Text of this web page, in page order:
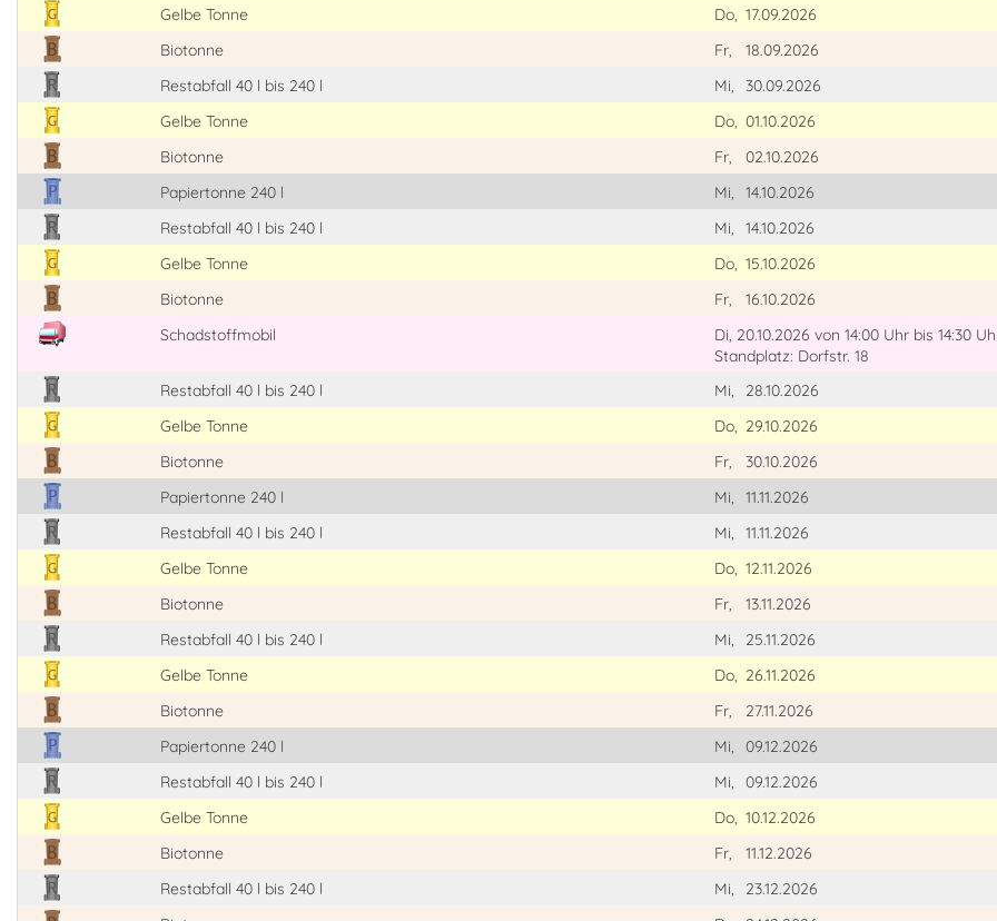
Gelbe Tonne
Do, 17.09.2026
Biotonne
Fr,
18.09.2026
Restabfall 40 l bis 240 l
Mi,
30.09.2026
Gelbe Tonne
Do, 01.10.2026
Biotonne
Fr,
02.10.2026
Papiertonne 240 l
Mi,
14.10.2026
Restabfall 40 l bis 240 l
Mi,
14.10.2026
Gelbe Tonne
Do, 15.10.2026
Biotonne
Fr,
16.10.2026
Schadstoffmobil
Di, 20.10.2026 von 14:00 Uhr bis 14:30
Standplatz: Dorfstr. 18
Restabfall 40 l bis 240 l
Mi,
28.10.2026
Gelbe Tonne
Do, 29.10.2026
Biotonne
Fr,
30.10.2026
Papiertonne 240 l
Mi,
11.11.2026
Restabfall 40 l bis 240 l
Mi,
11.11.2026
Gelbe Tonne
Do, 12.11.2026
Biotonne
Fr,
13.11.2026
Restabfall 40 l bis 240 l
Mi,
25.11.2026
Gelbe Tonne
Do, 26.11.2026
Biotonne
Fr,
27.11.2026
Papiertonne 240 l
Mi,
09.12.2026
Restabfall 40 l bis 240 l
Mi,
09.12.2026
Gelbe Tonne
Do, 10.12.2026
Biotonne
Fr,
11.12.2026
Restabfall 40 l bis 240 l
Mi,
23.12.2026